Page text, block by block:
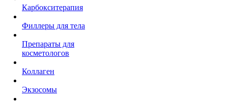
Карбокситерапия
Филлеры для тела
Препараты для
косметологов
Коллаген
Экзосомы